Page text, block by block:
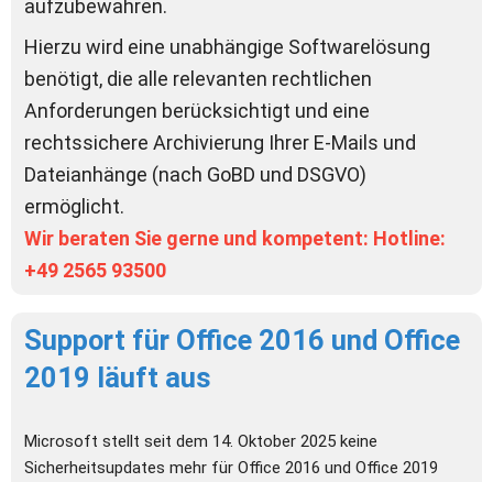
aufzubewahren.
Hierzu wird eine unabhängige Softwarelösung
benötigt, die alle relevanten rechtlichen
Anforderungen berücksichtigt und eine
rechtssichere Archivierung Ihrer E-Mails und
Dateianhänge (nach GoBD und DSGVO)
ermöglicht.
Wir beraten Sie gerne und kompetent: Hotline:
+49 2565 93500
Support für Office 2016 und Office
2019 läuft aus
Microsoft stellt seit dem 14. Oktober 2025 keine
Sicherheitsupdates mehr für Office 2016 und Office 2019